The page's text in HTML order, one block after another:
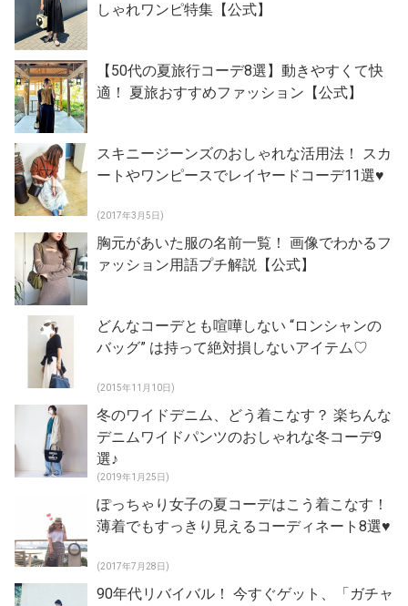
しゃれワンピ特集【公式】
【50代の夏旅行コーデ8選】動きやすくて快
適！ 夏旅おすすめファッション【公式】
スキニージーンズのおしゃれな活用法！ スカ
ートやワンピースでレイヤードコーデ11選♥
(2017年3月5日)
胸元があいた服の名前一覧！ 画像でわかるフ
ァッション用語プチ解説【公式】
どんなコーデとも喧嘩しない “ロンシャンの
バッグ” は持って絶対損しないアイテム♡
(2015年11月10日)
冬のワイドデニム、どう着こなす？ 楽ちんな
デニムワイドパンツのおしゃれな冬コーデ9
選♪
(2019年1月25日)
ぽっちゃり女子の夏コーデはこう着こなす！
薄着でもすっきり見えるコーディネート8選♥
(2017年7月28日)
90年代リバイバル！ 今すぐゲット、「ガチャ